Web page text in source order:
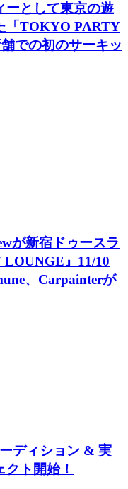
ーとして東京の遊
「TOKYO PARTY
での初のサーキッ
が新宿ドゥースラ
』11/10
、Carpainterが
ディション & 実
ト開始！